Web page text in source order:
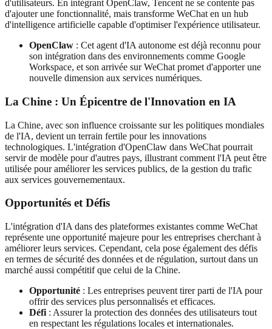
d'utilisateurs. En intégrant OpenClaw, Tencent ne se contente pas
d'ajouter une fonctionnalité, mais transforme WeChat en un hub
d'intelligence artificielle capable d'optimiser l'expérience utilisateur.
OpenClaw : Cet agent d'IA autonome est déjà reconnu pour
son intégration dans des environnements comme Google
Workspace, et son arrivée sur WeChat promet d'apporter une
nouvelle dimension aux services numériques.
La Chine : Un Épicentre de l'Innovation en IA
La Chine, avec son influence croissante sur les politiques mondiales
de l'IA, devient un terrain fertile pour les innovations
technologiques. L'intégration d'OpenClaw dans WeChat pourrait
servir de modèle pour d'autres pays, illustrant comment l'IA peut être
utilisée pour améliorer les services publics, de la gestion du trafic
aux services gouvernementaux.
Opportunités et Défis
L'intégration d'IA dans des plateformes existantes comme WeChat
représente une opportunité majeure pour les entreprises cherchant à
améliorer leurs services. Cependant, cela pose également des défis
en termes de sécurité des données et de régulation, surtout dans un
marché aussi compétitif que celui de la Chine.
Opportunité : Les entreprises peuvent tirer parti de l'IA pour
offrir des services plus personnalisés et efficaces.
Défi : Assurer la protection des données des utilisateurs tout
en respectant les régulations locales et internationales.